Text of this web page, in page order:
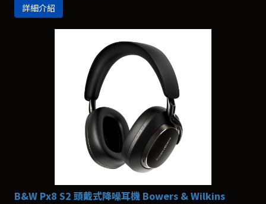
詳細介紹
B&W Px8 S2 頭戴式降噪耳機 Bowers & Wilkins